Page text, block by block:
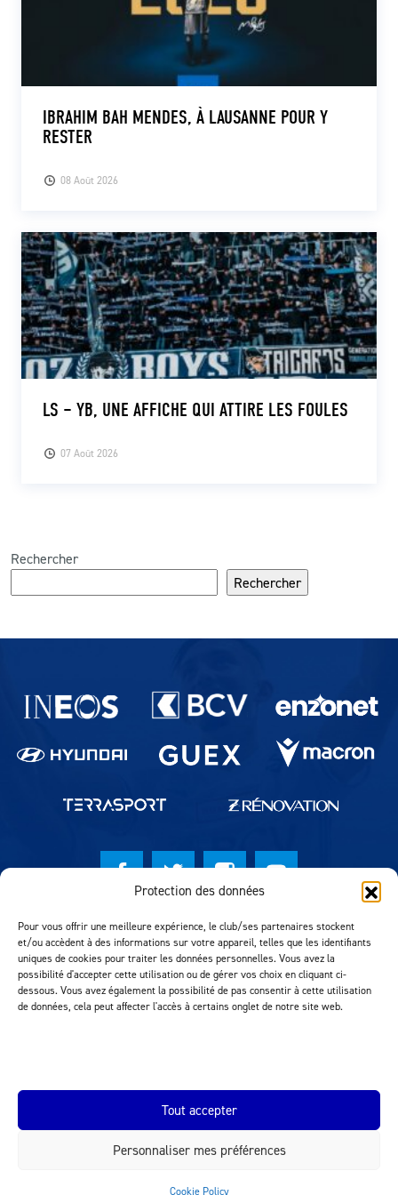
Protection des données
Pour vous offrir une meilleure expérience, le club/ses partenaires stockent
et/ou accèdent à des informations sur votre appareil, telles que les identifiants
uniques de cookies pour traiter les données personnelles. Vous avez la
possibilité d'accepter cette utilisation ou de gérer vos choix en cliquant ci-
dessous. Vous avez également la possibilité de pas consentir à cette utilisation
de données, cela peut affecter l'accès à certains onglet de notre site web.
Tout accepter
Personnaliser mes préférences
Cookie Policy
08 Août 2026
IBRAHIM BAH MENDES, À LAUSANNE POUR Y
RESTER
07 Août 2026
LS – YB, UNE AFFICHE QUI ATTIRE LES FOULES
Rechercher
Rechercher
Partenaires du lausanne-Sport
© Lausanne Sport Football Club 2026
Réalisation MTM Agency